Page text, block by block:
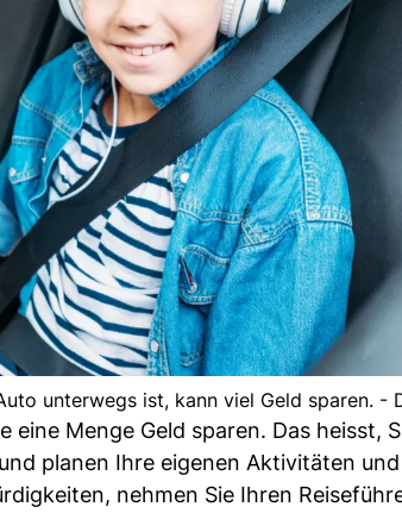
unterwegs ist, kann viel Geld sparen. -
Menge Geld sparen. Das heisst,
planen Ihre eigenen Aktivitäten
nehmen Sie Ihren